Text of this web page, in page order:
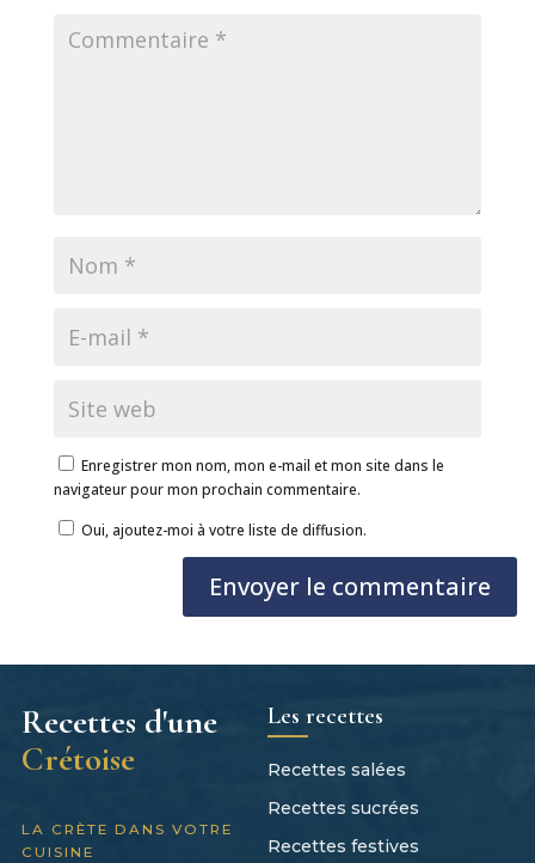
Enregistrer mon nom, mon e-mail et mon site dans le
navigateur pour mon prochain commentaire.
Oui, ajoutez-moi à votre liste de diffusion.
Envoyer le commentaire
Recettes d'une
Crétoise
LA CRÈTE DANS VOTRE
CUISINE
Les recettes
Recettes salées
Recettes sucrées
Recettes festives